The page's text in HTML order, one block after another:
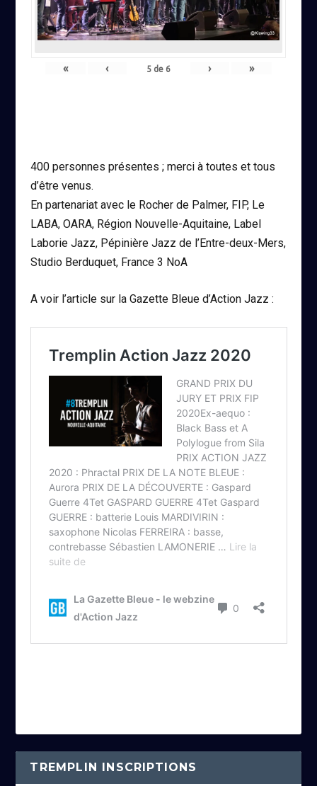
« ‹ 5de 6 › »
400 personnes présentes ; merci à toutes et tous
d’être venus.
En partenariat avec le Rocher de Palmer, FIP, Le
LABA, OARA, Région Nouvelle-Aquitaine, Label
Laborie Jazz, Pépinière Jazz de l’Entre-deux-Mers,
Studio Berduquet, France 3 NoA
A voir l’article sur la Gazette Bleue d’Action Jazz :
TREMPLIN INSCRIPTIONS